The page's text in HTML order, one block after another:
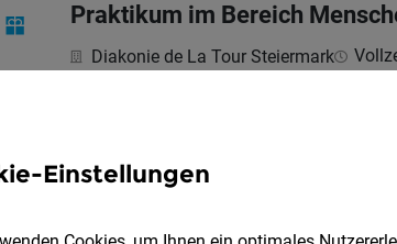
Praktikum im Bereich
Diakonie de La Tour Steiermark
Einstellungen